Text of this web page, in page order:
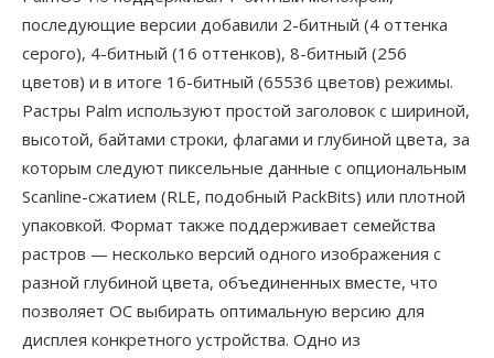
последующие версии добавили 2-битный (4 оттенка
серого), 4-битный (16 оттенков), 8-битный (256
цветов) и в итоге 16-битный (65536 цветов) режимы.
Растры Palm используют простой заголовок с шириной,
высотой, байтами строки, флагами и глубиной цвета, за
которым следуют пиксельные данные с опциональным
Scanline-сжатием (RLE, подобный PackBits) или плотной
упаковкой. Формат также поддерживает семейства
растров — несколько версий одного изображения с
разной глубиной цвета, объединенных вместе, что
позволяет ОС выбирать оптимальную версию для
дисплея конкретного устройства. Одно из